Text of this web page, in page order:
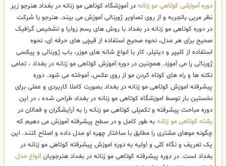
دوره آموزشی کوتاهی مو زنانه در آموزشگاه کوتاهی مو زنانه در بغداد هنرجو زیر
نظر مربی باتجربه و از روی تصاویر ژورنالی آموزش می بیند. هنرجو با شرکت
در دوره کوتاهی مو زنانه در بغداد با روش های رسم زوایا و تشخیص گرافیک
صحیح برای هر مدل، نحوه صحیح استفاده از قیچی های حرفه ای، نحوه
استفاده از کلیپر و دیتیلر، کار با انواع شانه های موزر، باب ژورنالی و پیکسی
ژورنالی را می آموزد. همچنین در دوره آموزش کوتاهی مو زنانه در بغداد ، تمامی
نکته ها و راه های کوتاه کردن مو از روی عکس، آموخته می شود. دوره
پیشرفته اموزش کوتاهی مو زنانه در بغداد بصورت کاملا کاربردی و عملی برای
نخستین بار توسط اموزشگاه کوتاهی مو زنانه در بغداد طراحی شده ، در این
دوره مباحث پیشرفته و تکمیلی کوتاهی مو زنانه را به آرایشگران و فعالان در
رشته کوتاهی مو زنانه به طور کامل و در سطح پیشرفته آموزش می دهیم که
چگونه موهای مشتری را مطابق با ساختار چهره او مدل داده و اصلاح کنند. این
یک تعریف و نگاه کلی و اولیه به دوره اموزش پیشرفته کوتاهی مو زنانه در
بغداد است. در دوره پیشرفته کوتاهی مو زنانه در بغداد هنرجویان انواع مدل